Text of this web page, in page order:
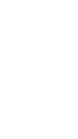
Brücken-
Calbe
Coswig
Dessau-